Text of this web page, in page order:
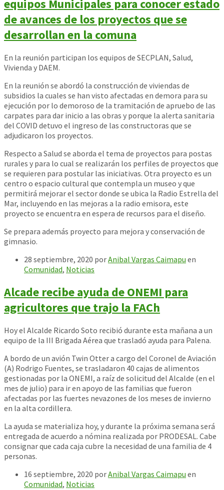
equipos Municipales para conocer estado
de avances de los proyectos que se
desarrollan en la comuna
En la reunión participan los equipos de SECPLAN, Salud,
Vivienda y DAEM.
En la reunión se abordó la construcción de viviendas de
subsidios la cuales se han visto afectadas en demora para su
ejecución por lo demoroso de la tramitación de apruebo de las
carpates para dar inicio a las obras y porque la alerta sanitaria
del COVID detuvo el ingreso de las constructoras que se
adjudicaron los proyectos.
Respecto a Salud se aborda el tema de proyectos para postas
rurales y para lo cual se realizarán los perfiles de proyectos que
se requieren para postular las iniciativas. Otra proyecto es un
centro o espacio cultural que contempla un museo y que
permitirá mejorar el sector donde se ubica la Radio Estrella del
Mar, incluyendo en las mejoras a la radio emisora, este
proyecto se encuentra en espera de recursos para el diseño.
Se prepara además proyecto para mejora y conservación de
gimnasio.
28 septiembre, 2020 porAnibal Vargas Caimapu en
Comunidad, Noticias
Alcade recibe ayuda de ONEMI para
agricultores que trajo la FACh
Hoy el Alcalde Ricardo Soto recibió durante esta mañana a un
equipo de la III Brigada Aérea que trasladó ayuda para Palena.
A bordo de un avión Twin Otter a cargo del Coronel de Aviación
(A) Rodrigo Fuentes, se trasladaron 40 cajas de alimentos
gestionadas por la ONEMI, a raíz de solicitud del Alcalde (en el
mes de julio) para ir en apoyo de las familias que fueron
afectadas por las fuertes nevazones de los meses de invierno
en la alta cordillera.
La ayuda se materializa hoy, y durante la próxima semana será
entregada de acuerdo a nómina realizada por PRODESAL. Cabe
consignar que cada caja cubre la necesidad de una familia de 4
personas.
16 septiembre, 2020 porAnibal Vargas Caimapu en
Comunidad, Noticias